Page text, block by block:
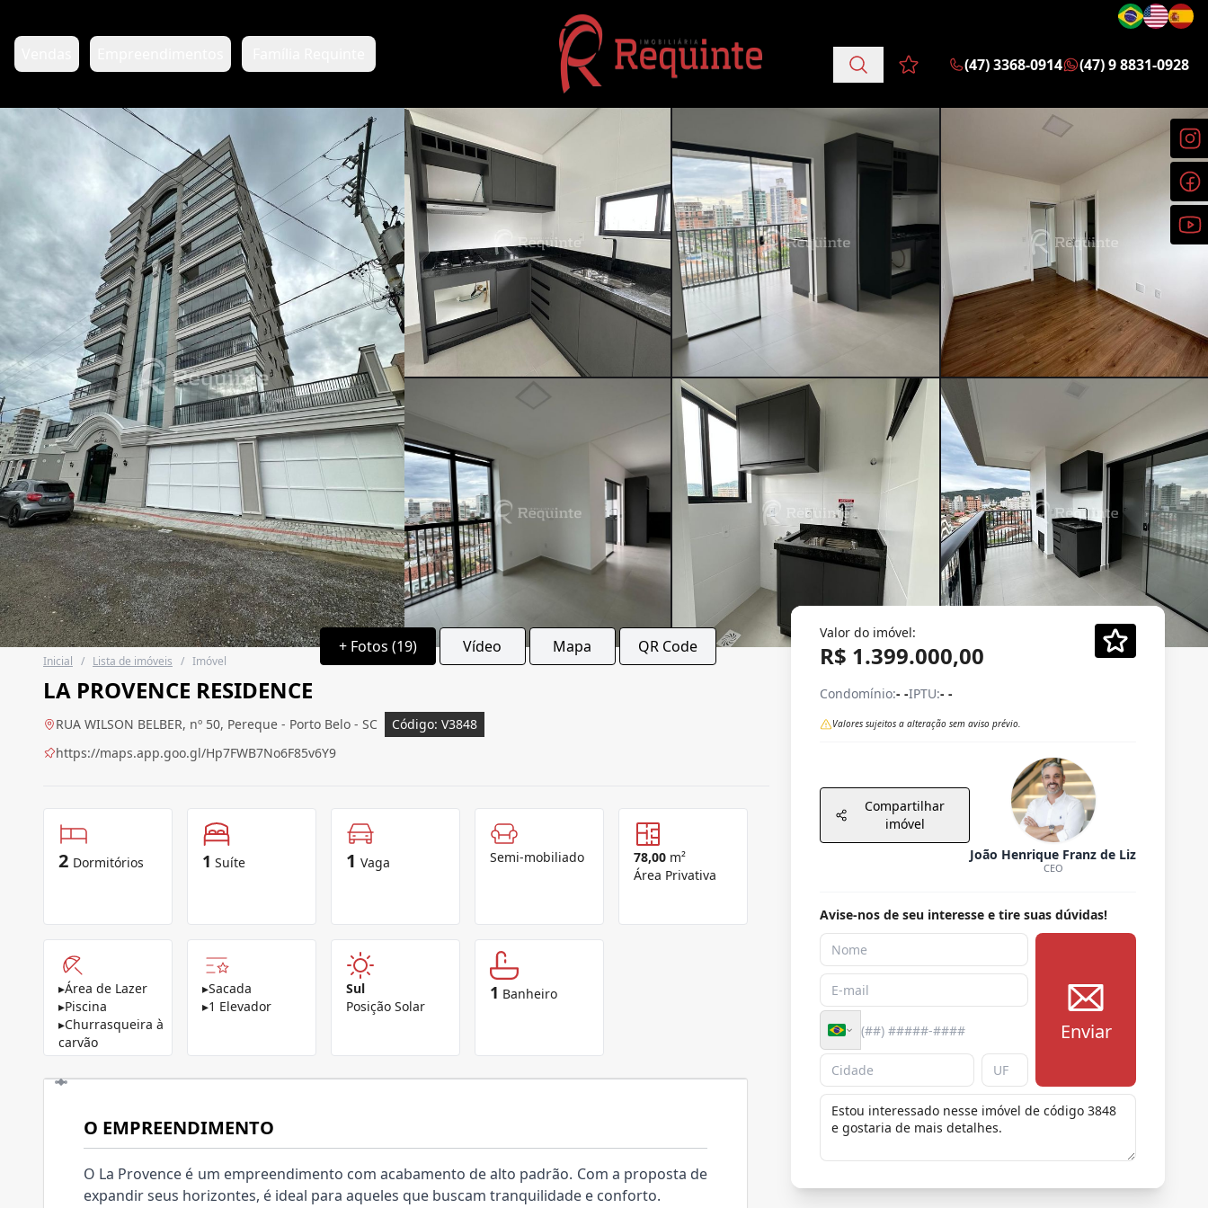
Favoritos (0 itens)
(47) 3368-0914 (47) 9 8831-0928
+ Fotos (19) Vídeo Mapa QR Code
Inicial / Lista de imóveis / Imóvel
LA PROVENCE RESIDENCE
RUA WILSON BELBER, nº 50, Pereque - Porto Belo - SC
Código: V3848
https://maps.app.goo.gl/Hp7FWB7No6F85v6Y9
2 Dormitórios 1 Suíte 1 Vaga Semi-mobiliado 78,00 m²
Área Privativa
▸Área de Lazer
▸Piscina
▸Churrasqueira à
carvão
▸Sacada
▸1 Elevador
Sul
Posição Solar
1 Banheiro
O EMPREENDIMENTO
O La Provence é um empreendimento com acabamento de alto padrão. Com a proposta de
expandir seus horizontes, é ideal para aqueles que buscam tranquilidade e conforto.
Valor do imóvel:
R$ 1.399.000,00
Condomínio:- -IPTU:- -
Valores sujeitos a alteração sem aviso prévio.
Compartilhar
imóvel
João Henrique Franz de Liz
CEO
Avise-nos de seu interesse e tire suas dúvidas!
Enviar